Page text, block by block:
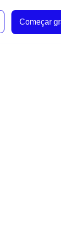
Começar